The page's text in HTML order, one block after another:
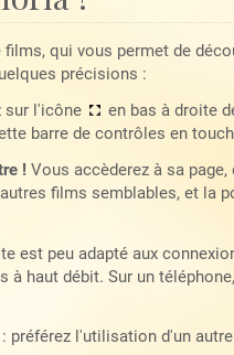
qui vous permet de
précisions :
sur l'icône
en bas à droite
barre de contrôles en
!Vous accèderez à sa
films semblables, et la
est peu adapté aux
haut débit. Sur un
préférez l'utilisation d'un